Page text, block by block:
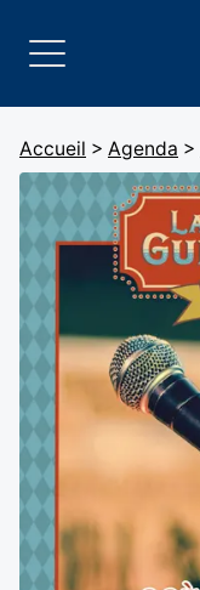
Accueil > Agenda >